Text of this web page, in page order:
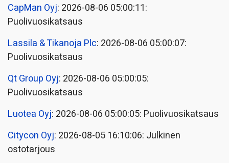
CapMan Oyj: 2026-08-06 05:00:11:
Puolivuosikatsaus
Lassila & Tikanoja Plc: 2026-08-06 05:00:07:
Puolivuosikatsaus
Qt Group Oyj: 2026-08-06 05:00:05:
Puolivuosikatsaus
Luotea Oyj: 2026-08-06 05:00:05: Puolivuosikatsaus
Citycon Oyj: 2026-08-05 16:10:06: Julkinen
ostotarjous